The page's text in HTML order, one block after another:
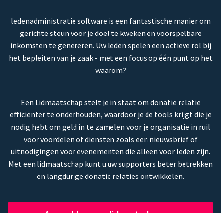
ledenadministratie software is een fantastische manier om
gerichte steun voor je doel te kweken en voorspelbare
inkomsten te genereren. Uw leden spelen een actieve rol bij
het bepleiten van je zaak - met een focus op één punt op het
waarom?
Een Lidmaatschap stelt je in staat om donatie relatie
efficiënter te onderhouden, waardoor je de tools krijgt die je
nodig hebt om geld in te zamelen voor je organisatie in ruil
voor voordelen of diensten zoals een nieuwsbrief of
uitnodigingen voor evenementen die alleen voor leden zijn.
Met een lidmaatschap kunt u uw supporters beter betrekken
en langdurige donatie relaties ontwikkelen.